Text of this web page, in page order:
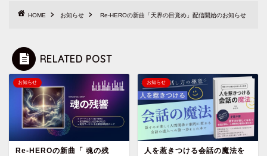
HOME お知らせ Re-HEROの新曲「天界の目覚め」配信開始のお知らせ
RELATED POST
お知らせ
Re-HEROの新曲「 魂の残
お知らせ
人を惹きつける会話の魔法を